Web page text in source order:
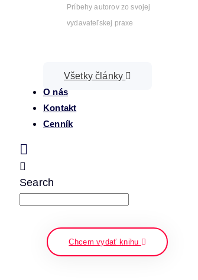
Príbehy autorov zo svojej
vydavateľskej praxe
Všetky články
O nás
Kontakt
Cenník
Search
Chcem vydať knihu